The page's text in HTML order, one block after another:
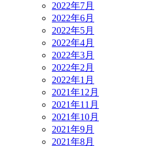
2022年7月
2022年6月
2022年5月
2022年4月
2022年3月
2022年2月
2022年1月
2021年12月
2021年11月
2021年10月
2021年9月
2021年8月